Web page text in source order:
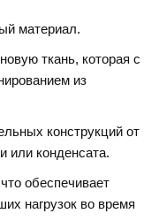
материал.
ткань, которая с
из
конструкций от
или конденсата.
обеспечивает
нагрузок во время